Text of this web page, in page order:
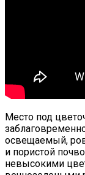
Место под
освещаемый,
и пористой
невысокими